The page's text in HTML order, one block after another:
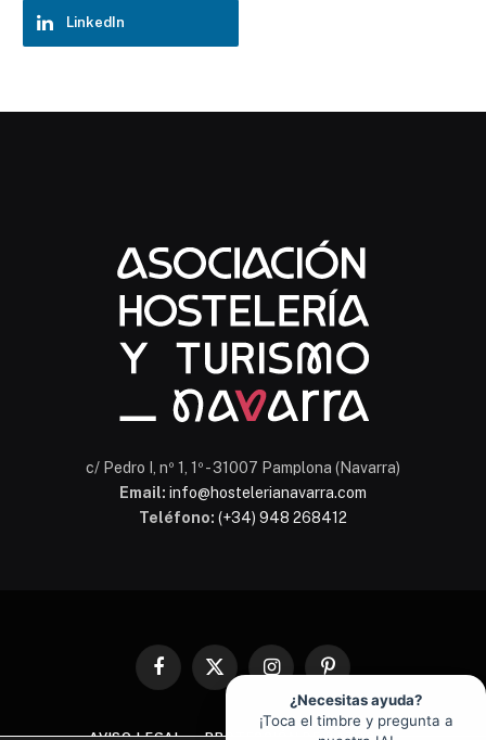
LinkedIn
¿Necesitas ayuda?
¡Toca el timbre y pregunta a
Chatbot Hostelería Navarra
En línea
c/ Pedro I, nº 1, 1º - 31007 Pamplona (Navarra)
Email: info@hostelerianavarra.com
Teléfono: (+34) 948 268412
Facebook
X
(Twitter)
InstagramPinterest
AVISO LEGAL PROTECCIÓN DE DATOS